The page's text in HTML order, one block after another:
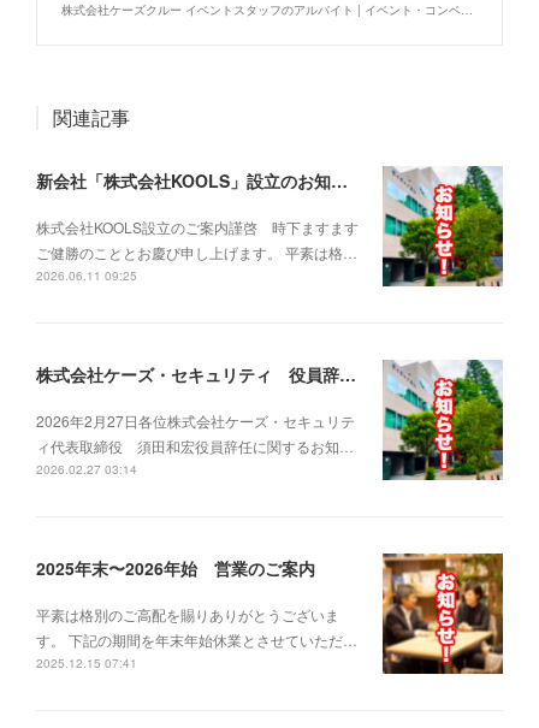
株式会社ケーズクルー イベントスタッフのアルバイト | イベント・コンベンションの運営制作警備事務局代行
関連記事
新会社「株式会社KOOLS」設立のお知らせ
株式会社KOOLS設立のご案内謹啓 時下ますます
ご健勝のこととお慶び申し上げます。 平素は格…
2026.06.11 09:25
株式会社ケーズ・セキュリティ 役員辞任に関するお知らせ-2026.02.27
2026年2月27日各位株式会社ケーズ・セキュリテ
ィ代表取締役 須田和宏役員辞任に関するお知…
2026.02.27 03:14
2025年末〜2026年始 営業のご案内
平素は格別のご高配を賜りありがとうございま
す。 下記の期間を年末年始休業とさせていただ…
2025.12.15 07:41